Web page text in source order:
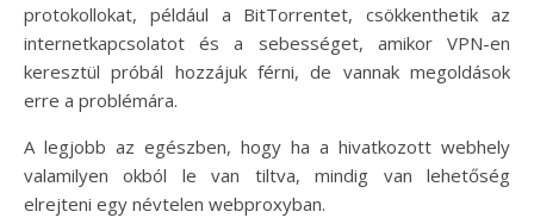
protokollokat, például a BitTorrentet, csökkenthetik az
internetkapcsolatot és a sebességet, amikor VPN-en
keresztül próbál hozzájuk férni, de vannak megoldások
erre a problémára.
A legjobb az egészben, hogy ha a hivatkozott webhely
valamilyen okból le van tiltva, mindig van lehetőség
elrejteni egy névtelen webproxyban.